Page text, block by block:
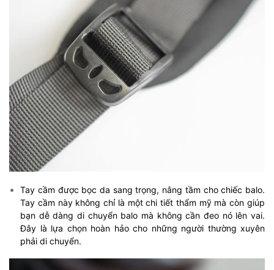
Tay cầm được bọc da sang trọng, nâng tầm cho chiếc balo.
Tay cầm này không chỉ là một chi tiết thẩm mỹ mà còn giúp
bạn dễ dàng di chuyển balo mà không cần đeo nó lên vai.
Đây là lựa chọn hoàn hảo cho những người thường xuyên
phải di chuyển.